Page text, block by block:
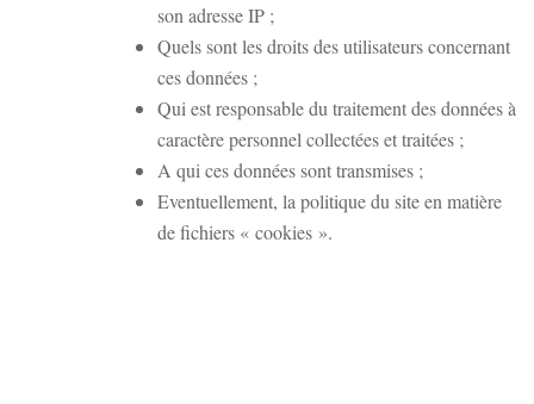
son adresse IP ;
Quels sont les droits des utilisateurs concernant
ces données ;
Qui est responsable du traitement des données à
caractère personnel collectées et traitées ;
A qui ces données sont transmises ;
Eventuellement, la politique du site en matière
de fichiers « cookies ».